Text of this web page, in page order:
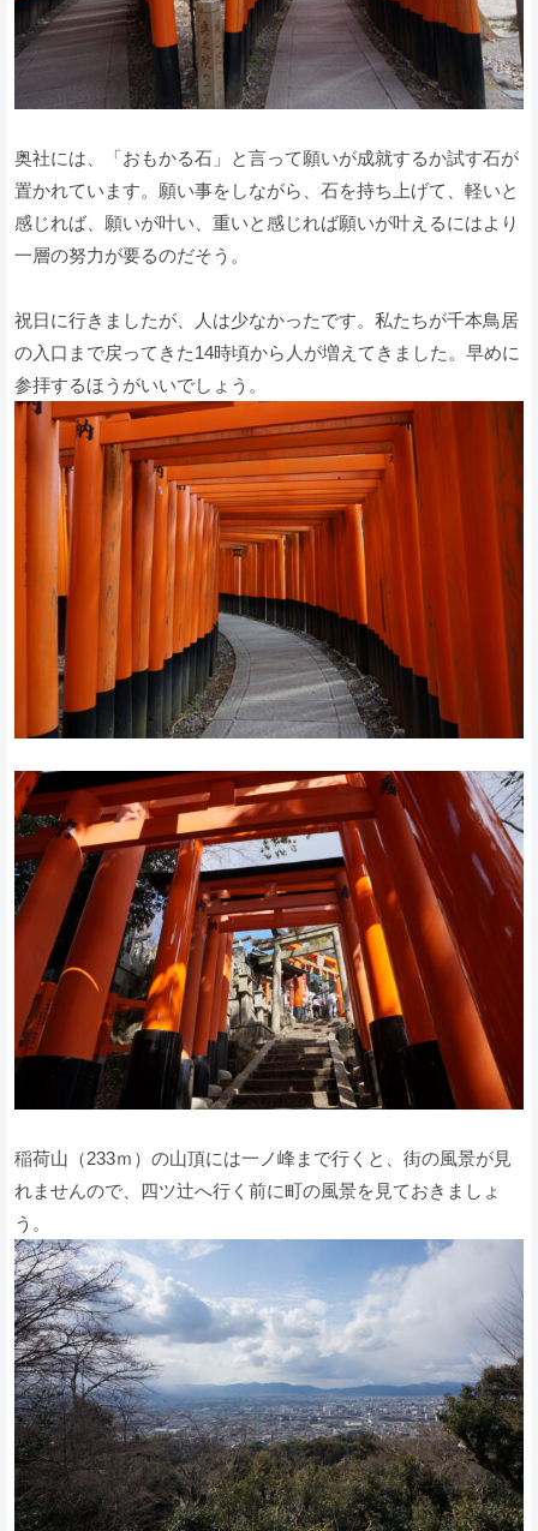
奥社には、「おもかる石」と言って願いが成就するか試す石が
置かれています。願い事をしながら、石を持ち上げて、軽いと
感じれば、願いが叶い、重いと感じれば願いが叶えるにはより
一層の努力が要るのだそう。
祝日に行きましたが、人は少なかったです。私たちが千本鳥居
の入口まで戻ってきた14時頃から人が増えてきました。早めに
参拝するほうがいいでしょう。
稲荷山（233ｍ）の山頂には一ノ峰まで行くと、街の風景が見
れませんので、四ツ辻へ行く前に町の風景を見ておきましょ
う。